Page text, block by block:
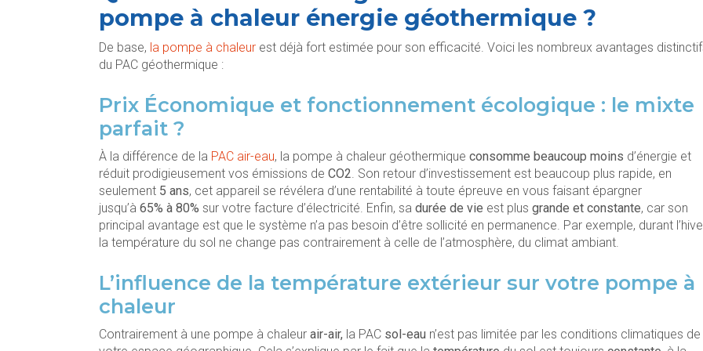
pompe à chaleur énergie géothermique ?
De base, la pompe à chaleur est déjà fort estimée pour son efficacité. Voici les nombreux avantages
du PAC géothermique :
Prix Économique et fonctionnement écologique : le mixte
parfait ?
À la différence de la PAC air-eau, la pompe à chaleur géothermique consomme beaucoup moins d’énergie et
réduit prodigieusement vos émissions de CO2. Son retour d’investissement est beaucoup plus rapide, en
seulement 5 ans, cet appareil se révélera d’une rentabilité à toute épreuve en vous faisant épargner
jusqu’à 65% à 80% sur votre facture d’électricité. Enfin, sa durée de vie est plus grande et constante, car son
principal avantage est que le système n’a pas besoin d’être sollicité en permanence. Par exemple, durant
la température du sol ne change pas contrairement à celle de l’atmosphère, du climat ambiant.
L’influence de la température extérieur sur votre pompe à
chaleur
Contrairement à une pompe à chaleur air-air, la PAC sol-eau n’est pas limitée par les conditions climatiques de